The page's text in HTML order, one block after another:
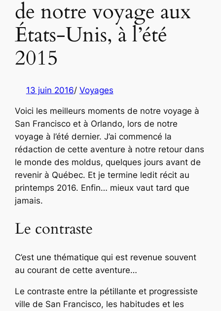
de notre voyage aux
États-Unis, à l’été
2015
13 juin 2016/ Voyages
Voici les meilleurs moments de notre voyage à
San Francisco et à Orlando, lors de notre
voyage à l’été dernier. J’ai commencé la
rédaction de cette aventure à notre retour dans
le monde des moldus, quelques jours avant de
revenir à Québec. Et je termine ledit récit au
printemps 2016. Enfin… mieux vaut tard que
jamais.
Le contraste
C’est une thématique qui est revenue souvent
au courant de cette aventure…
Le contraste entre la pétillante et progressiste
ville de San Francisco, les habitudes et les